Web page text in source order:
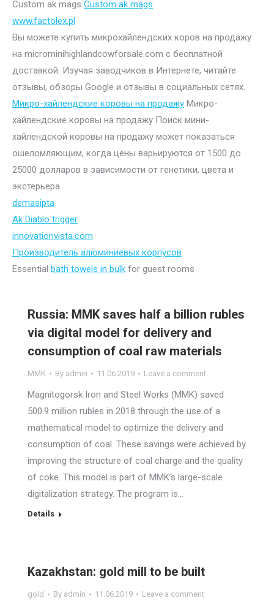
Custom ak mags Custom ak mags
www.factolex.pl
Вы можете купить микрохайлендских коров на продажу
на microminihighlandcowforsale.com с бесплатной
доставкой. Изучая заводчиков в Интернете, читайте
отзывы, обзоры Google и отзывы в социальных сетях.
Микро-хайлендские коровы на продажу Микро-
хайлендские коровы на продажу Поиск мини-
хайлендской коровы на продажу может показаться
ошеломляющим, когда цены варьируются от 1500 до
25000 долларов в зависимости от генетики, цвета и
экстерьера.
demasipta
Ak Diablo trigger
innovationvista.com
Производитель алюминиевых корпусов
Essential bath towels in bulk for guest rooms
Russia: MMK saves half a billion rubles
via digital model for delivery and
consumption of coal raw materials
MMK By admin 11.06.2019 Leave a comment
Magnitogorsk Iron and Steel Works (MMK) saved
500.9 million rubles in 2018 through the use of a
mathematical model to optimize the delivery and
consumption of coal. These savings were achieved by
improving the structure of coal charge and the quality
of coke. This model is part of MMK’s large-scale
digitalization strategy. The program is…
Details
Kazakhstan: gold mill to be built
gold By admin 11.06.2019 Leave a comment